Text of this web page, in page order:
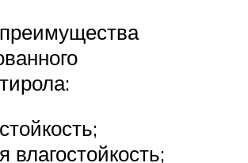
влагостойкость;